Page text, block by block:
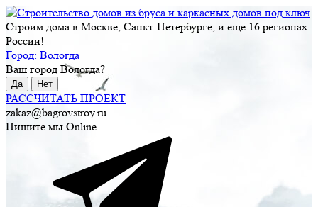
Строим дома в Москве, Санкт-Петербурге, и еще 16 регионах
России!
Город: Вологда
Ваш город Вологда?
Да Нет
РАССЧИТАТЬ ПРОЕКТ
zakaz@bagrovstroy.ru
Пишите мы Online